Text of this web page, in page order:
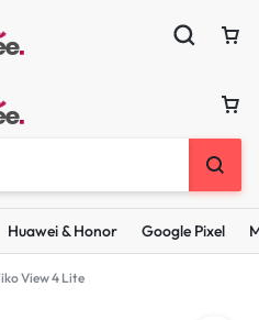
Huawei & Honor Google Pixel
View 4 Lite